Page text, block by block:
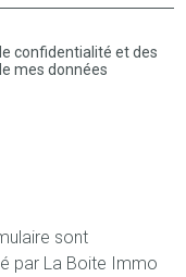
confidentialité et des
mes données
sont
par La Boite Immo